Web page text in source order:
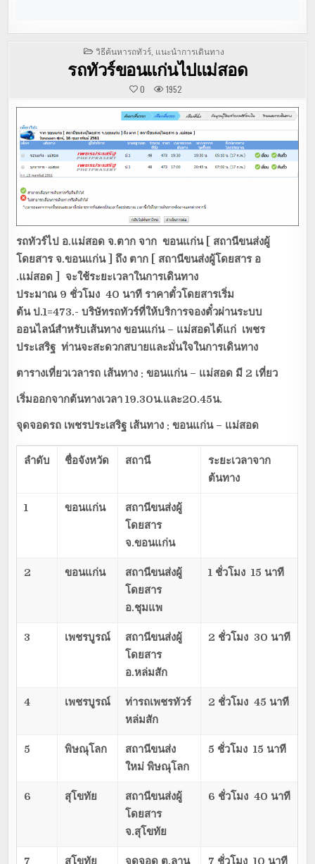
POSTED
IN
วิธีค้นหารถทัวร์ แนะนำการเดินทาง
รถทัวร์ขอนแก่นไปแม่สอด
0 1952
รถทัวร์ไป อ.แม่สอด จ.ตาก จาก ขอนแก่น [ สถานีขนส่งผู้
โดยสาร จ.ขอนแก่น ] ถึง ตาก [ สถานีขนส่งผู้โดยสาร อ
.แม่สอด ] จะใช้ระยะเวลาในการเดินทาง
ประมาณ 9 ชั่วโมง 40 นาที ราคาตั๋วโดยสารเริ่ม
ต้น ป.1=473.- บริษัทรถทัวร์ที่ให้บริการจองตั๋วผ่านระบบ
ออนไลน์สำหรับเส้นทาง ขอนแก่น – แม่สอดได้แก่ เพชร
ประเสริฐ ท่านจะสะดวกสบายและมั่นใจในการเดินทาง
ตารางเที่ยวเวลารถ เส้นทาง : ขอนแก่น – แม่สอด มี 2 เที่ยว
เริ่มออกจากต้นทางเวลา 19.30น.และ20.45น.
จุดจอดรถ เพชรประเสริฐ เส้นทาง : ขอนแก่น – แม่สอด
ลำดับ ชื่อจังหวัด สถานี
ระยะเวลาจาก
ต้นทาง
1 ขอนแก่น
สถานีขนส่งผู้
โดยสาร
จ.ขอนแก่น
2 ขอนแก่น
สถานีขนส่งผู้
โดยสาร
อ.ชุมแพ
1 ชั่วโมง 15 นาที
3 เพชรบูรณ์
สถานีขนส่งผู้
โดยสาร
อ.หล่มสัก
2 ชั่วโมง 30 นาที
4 เพชรบูรณ์
ท่ารถเพชรทัวร์
หล่มสัก
2 ชั่วโมง 45 นาที
5 พิษณุโลก
สถานีขนส่ง
ใหม่ พิษณุโลก
5 ชั่วโมง 15 นาที
6 สุโขทัย
สถานีขนส่งผู้
โดยสาร
จ.สุโขทัย
6 ชั่วโมง 40 นาที
7 สุโขทัย จุดจอด ต.ลาน 7 ชั่วโมง 10 นาที